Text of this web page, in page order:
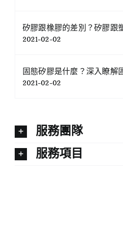
矽膠跟橡膠的差別？矽膠跟
2021-02-02
固態矽膠是什麼？深入瞭解
2021-02-02
服務團隊
服務項目